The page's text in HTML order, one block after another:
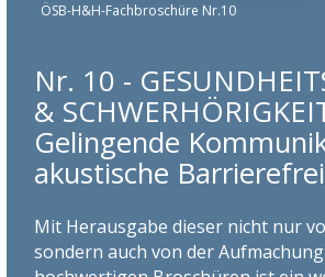
ÖSB-H&H-Fachbroschüre Nr.10
Nr. 10 -
&
Gelingende
akustische
Mit Herausgabe dieser nicht nur
sondern auch von der